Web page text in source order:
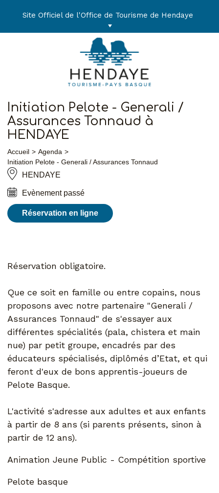
Site Officiel de l'Office de Tourisme de Hendaye
Initiation Pelote - Generali /
Assurances Tonnaud à
HENDAYE
Accueil
Agenda
Initiation Pelote - Generali / Assurances Tonnaud
HENDAYE
Evènement passé
Réservation en ligne
Réservation obligatoire.
Que ce soit en famille ou entre copains, nous
proposons avec notre partenaire "Generali /
Assurances Tonnaud" de s'essayer aux
différentes spécialités (pala, chistera et main
nue) par petit groupe, encadrés par des
éducateurs spécialisés, diplômés d’Etat, et qui
feront d'eux de bons apprentis-joueurs de
Pelote Basque.
L'activité s'adresse aux adultes et aux enfants
à partir de 8 ans (si parents présents, sinon à
partir de 12 ans).
Animation Jeune Public - Compétition sportive
Pelote basque